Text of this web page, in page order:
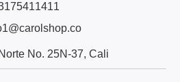
No. 25N-37, Cali